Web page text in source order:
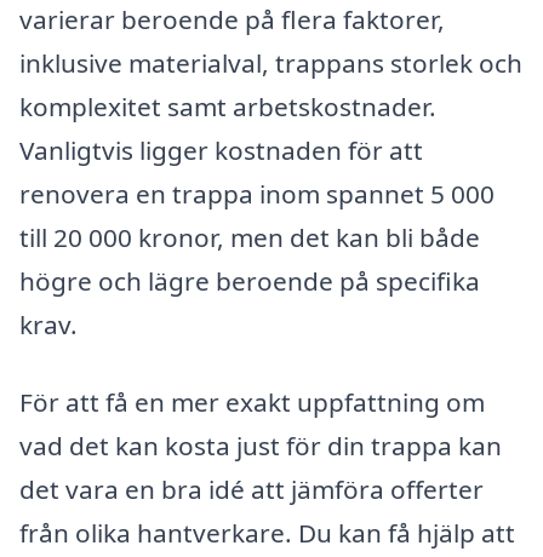
varierar beroende på flera faktorer,
inklusive materialval, trappans storlek och
komplexitet samt arbetskostnader.
Vanligtvis ligger kostnaden för att
renovera en trappa inom spannet 5 000
till 20 000 kronor, men det kan bli både
högre och lägre beroende på specifika
krav.
För att få en mer exakt uppfattning om
vad det kan kosta just för din trappa kan
det vara en bra idé att jämföra offerter
från olika hantverkare. Du kan få hjälp att